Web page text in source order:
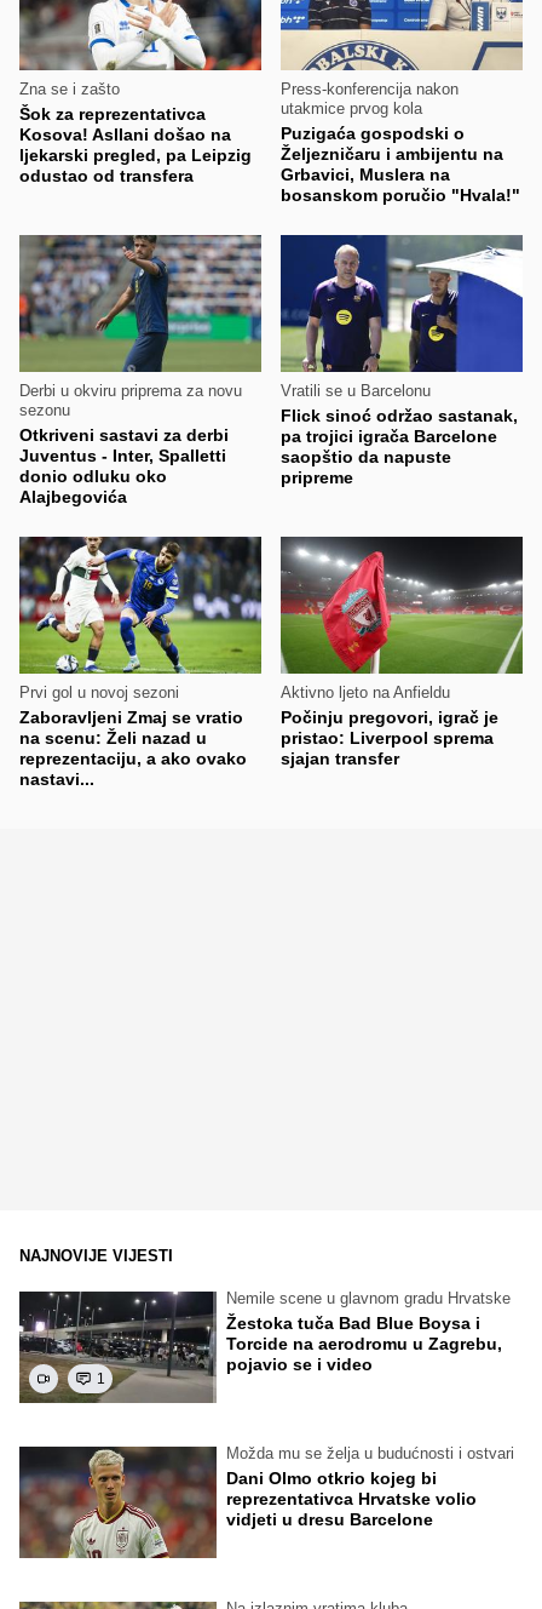
Zna se i zašto
Šok za reprezentativca
Kosova! Asllani došao na
ljekarski pregled, pa Leipzig
odustao od transfera
Press-konferencija nakon
utakmice prvog kola
Puzigaća gospodski o
Željezničaru i ambijentu na
Grbavici, Muslera na
bosanskom poručio "Hvala!"
Derbi u okviru priprema za novu
sezonu
Otkriveni sastavi za derbi
Juventus - Inter, Spalletti
donio odluku oko
Alajbegovića
Vratili se u Barcelonu
Flick sinoć održao sastanak,
pa trojici igrača Barcelone
saopštio da napuste
pripreme
Prvi gol u novoj sezoni
Zaboravljeni Zmaj se vratio
na scenu: Želi nazad u
reprezentaciju, a ako ovako
nastavi...
Aktivno ljeto na Anfieldu
Počinju pregovori, igrač je
pristao: Liverpool sprema
sjajan transfer
NAJNOVIJE VIJESTI
1
Nemile scene u glavnom gradu Hrvatske
Žestoka tuča Bad Blue Boysa i
Torcide na aerodromu u Zagrebu,
pojavio se i video
Možda mu se želja u budućnosti i ostvari
Dani Olmo otkrio kojeg bi
reprezentativca Hrvatske volio
vidjeti u dresu Barcelone